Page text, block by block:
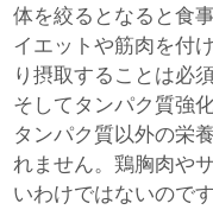
体を絞るとなると食
イエットや筋肉を付
り摂取することは必須
そしてタンパク質強
タンパク質以外の栄
れません。鶏胸肉や
いわけではないのです